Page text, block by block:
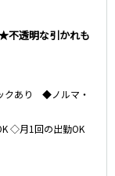
不透明な引かれも
クあり ◆ノルマ・
◇月1回の出勤OK